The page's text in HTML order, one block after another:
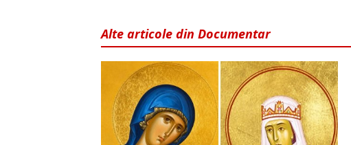
Alte articole din Documentar